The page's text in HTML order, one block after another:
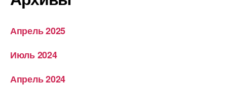
Апрель 2025
Июль 2024
Апрель 2024